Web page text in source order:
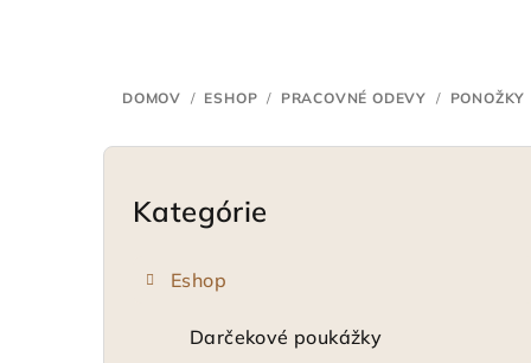
DOMOV / ESHOP / PRACOVNÉ ODEVY / PONOŽKY
B
Preskočiť
kategórie
Kategórie
Eshop
Darčekové poukážky